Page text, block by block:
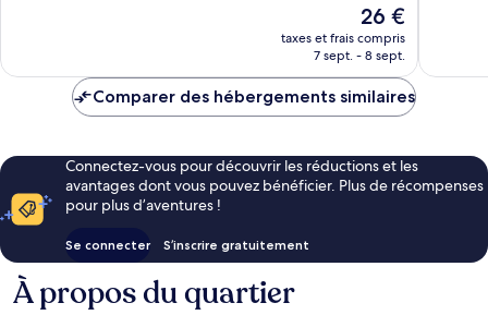
Le
nouveau
prix
de
26 €
taxes et frais compris
7 sept. - 8 sept.
Comparer des hébergements similaires
Connectez-vous pour découvrir les réductions et les
avantages dont vous pouvez bénéficier. Plus de récompenses
pour plus d’aventures !
Se connecter S’inscrire gratuitement
À propos du quartier